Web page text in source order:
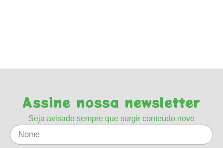
Assine nossa newsletter
Seja avisado sempre que surgir conteúdo novo